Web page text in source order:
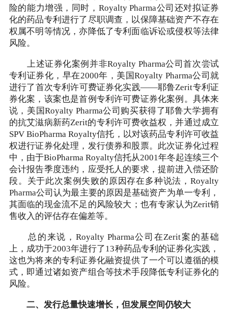
险的能力增强，同时，Royalty Pharma公司还对拟证券
化的药品专利进行了尽职调查，以保障基础资产不存在
权属不明等情况，亦降低了专利面临诉讼或侵权等法律
风险。
上述证券化案例并非Royalty Pharma公司首次尝试
专利证券化，早在2000年，美国Royalty Pharma公司就
进行了首次专利许可费证券化实践——耶鲁Zerit专利证
券化案，该案也是首例专利许可费证券化案例。具体来
说，美国Royalty Pharma公司购买获得了耶鲁大学拥有
的抗艾滋病新药Zerit的专利许可费收益权，并通过成立
SPV BioPharma Royalty信托，以对该药品专利许可收益
权进行证券化处理，发行债券和股票。此次证券化过程
中，由于BioPharma Royalty信托从2001年冬起连续三个
会计报告季度违约，应受托人的要求，提前进入偿还阶
段。关于此次案例失败的原因存在多种说法，Royalty
Pharma公司认为最主要的原因是基础资产为单一专利，
其面临的现金流不足的风险较大；也有专家认为Zerit销
售收入的评估存在偏差等。
总的来说，Royalty Pharma公司在Zerit案的基础
上，成功于2003年进行了13种药品专利的证券化实践，
这也为将来的专利证券化融资提供了一个可以遵循的模
式，即通过诸如资产组合等技术手段降低专利证券化的
风险。
二、发行总量快速增长，但发展空间仍较大